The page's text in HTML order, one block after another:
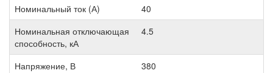
Номинальный ток (А)
40
Номинальная отключающая
способность, кА
4.5
Напряжение, В
380